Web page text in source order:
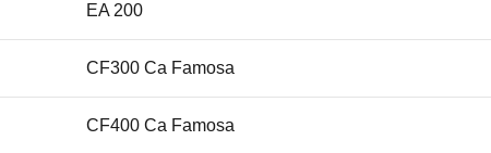
EA 200
CF300 Ca Famosa
CF400 Ca Famosa